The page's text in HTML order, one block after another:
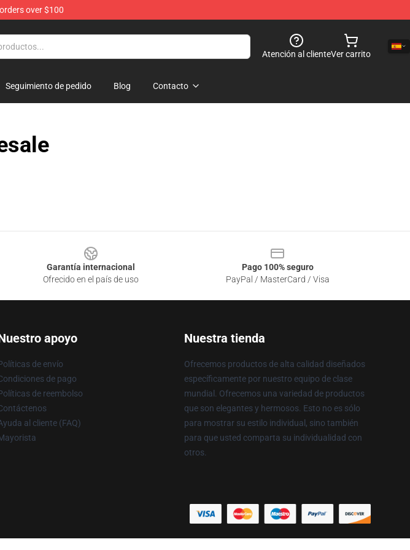
over $100
Atención al clienteVer carrito
Seguimiento de pedido Blog Contacto
Garantía internacional
Ofrecido en el país de uso
Pago 100% seguro
PayPal / MasterCard / Visa
apoyo
de envío
de pago
de reembolso
al cliente (FAQ)
Nuestra tienda
Ofrecemos productos de alta calidad diseñados
específicamente por nuestro equipo de clase
mundial. Ofrecemos una variedad de productos
que son elegantes y hermosos. Esto no es sólo
para mostrar su estilo individual, sino también
para que usted comparta su individualidad con
otros.